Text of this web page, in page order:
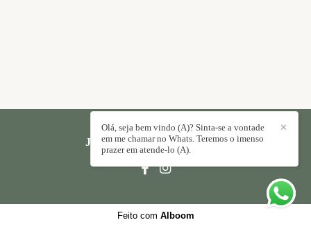
JORGE PAULO/CONTATO
✕
Olá, seja bem vindo (A)? Sinta-se a vontade
em me chamar no Whats. Teremos o imenso
prazer em atende-lo (A).
Feito com Alboom